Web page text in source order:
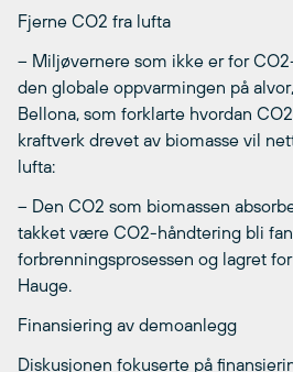
Fjerne CO2 fra lufta
– Miljøvernere som ikke er for
den globale oppvarmingen på
Bellona, som forklarte hvordan
kraftverk drevet av biomasse vil
lufta:
– Den CO2 som biomassen
takket være CO2-håndtering bli
forbrenningsprosessen og lagret
Hauge.
Finansiering av demoanlegg
Diskusjonen fokuserte på